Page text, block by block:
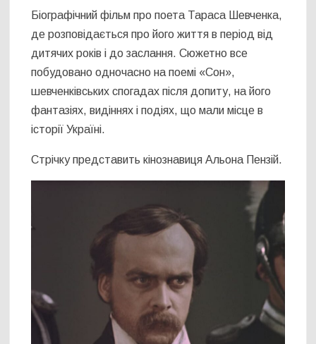
Біографічний фільм про поета Тараса Шевченка,
де розповідається про його життя в період від
дитячих років і до заслання. Сюжетно все
побудовано одночасно на поемі «Сон»,
шевченківських спогадах після допиту, на його
фантазіях, видіннях і подіях, що мали місце в
історії Україні.
Стрічку представить кінознавиця Альона Пензій.